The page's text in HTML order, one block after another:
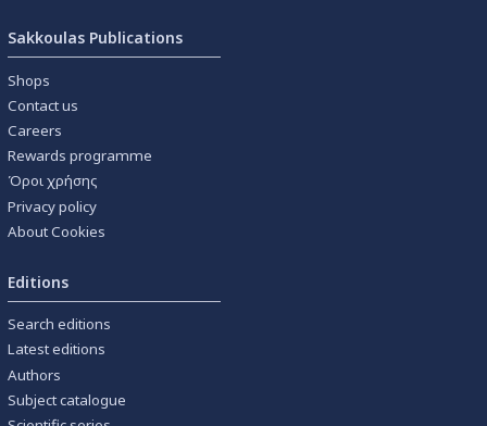
Sakkoulas Publications
Shops
Contact us
Careers
Rewards programme
Όροι χρήσης
Privacy policy
About Cookies
Editions
Search editions
Latest editions
Authors
Subject catalogue